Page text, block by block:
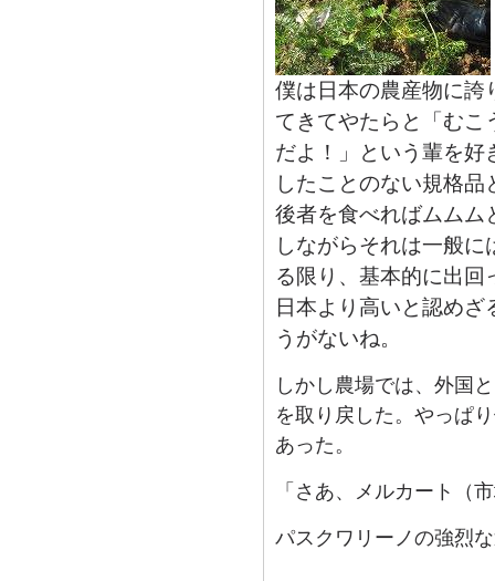
僕は日本の農産物に誇
てきてやたらと「むこ
だよ！」という輩を好
したことのない規格
後者を食べればムムム
しながらそれは一般
る限り、基本的に出
日本より高いと認め
うがないね。
しかし農場では、外国
を取り戻した。やっぱ
あった。
「さあ、メルカート（
パスクワリーノの強烈